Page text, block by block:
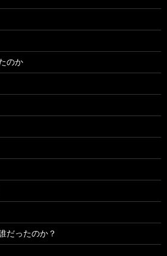
のか
だったのか？